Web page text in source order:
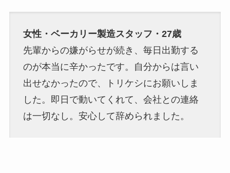
女性・ベーカリー製造スタッフ・27歳
先輩からの嫌がらせが続き、毎日出勤する
のが本当に辛かったです。自分からは言い
出せなかったので、トリケシにお願いしま
した。即日で動いてくれて、会社との連絡
は一切なし。安心して辞められました。